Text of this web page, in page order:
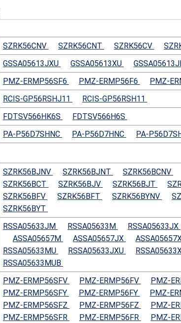
SZRK56CNV SZRK56CNT SZRK56CV
GSSA05613JXU GSSA05613XU
PMZ-ERMP56SF6 PMZ-ERMP56F6
PMZ-
RCIS-GP56RSHJ11
RCIS-GP56RSH11
FDTSV566HK6S
FDTSV566H6S
PA-P56D7SHNC PA-P56D7HNC PA-
SZRK56BJNV SZRK56BJNT
SZRK56BCNV
SZRK56BCT
SZRK56BJV SZRK56BJT
SZRK56BFV
SZRK56BFT SZRK56BYNV
SZRK56BYT
RSSA05633JM RSSA05633M
RSSA05633JX
ASSA05657M
ASSA05657JX
RSSA05633MU
RSSA05633JXU
RSSA05633MUB
PMZ-ERMP56SFV PMZ-ERMP56FV
PMZ-
PMZ-ERMP56SFY
PMZ-ERMP56FY
PMZ-
PMZ-ERMP56SFZ
PMZ-ERMP56FZ
PMZ-
PMZ-ERMP56SFR
PMZ-ERMP56FR
PMZ-